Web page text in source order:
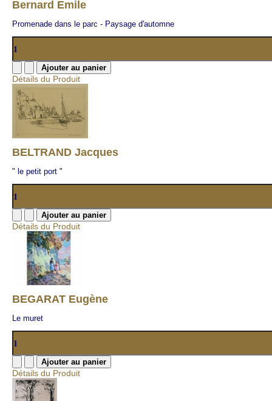
Bernard Emile
Promenade dans le parc - Paysage d'automne
Détails du Produit
BELTRAND Jacques
" le petit port "
Détails du Produit
BEGARAT Eugène
Le muret
Détails du Produit